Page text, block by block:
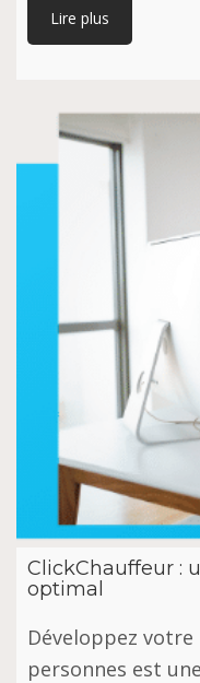
Lire plus
ClickChauffeur :
optimal
Développez
personnes est